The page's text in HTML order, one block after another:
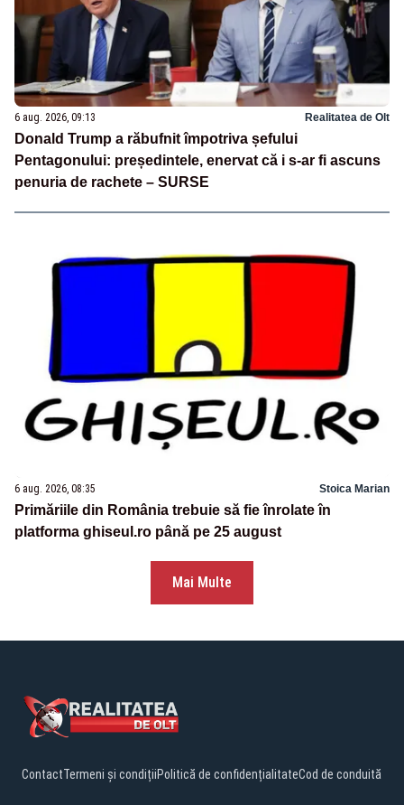
6 aug. 2026, 09:13 Realitatea de Olt
Donald Trump a răbufnit împotriva șefului
Pentagonului: președintele, enervat că i s-ar fi ascuns
penuria de rachete – SURSE
6 aug. 2026, 08:35 Stoica Marian
Primăriile din România trebuie să fie înrolate în
platforma ghiseul.ro până pe 25 august
Mai Multe
ContactTermeni și condițiiPolitică de confidențialitateCod de conduită